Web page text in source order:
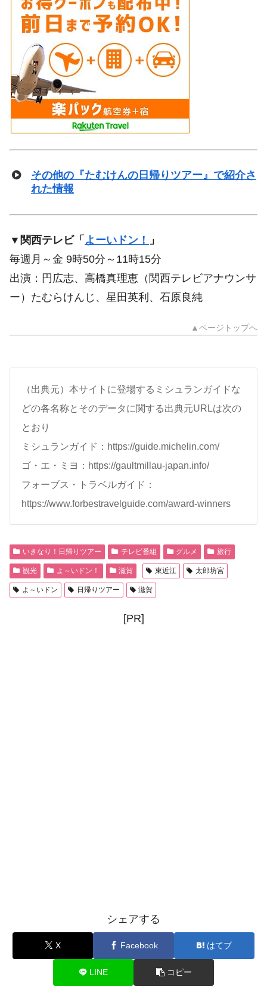
その他の『たむけんの日帰りツアー』で紹介さ
れた情報
▼関西テレビ「 よーいドン！
」
毎週月～金 9時50分～11時15分
出演：円広志、高橋真理恵（関西テレビアナウンサ
ー）たむらけんじ、星田英利、石原良純
▲ページトップへ
（出典元）本サイトに登場するミシュランガイドな
どの各名称とそのデータに関する出典元URLは次の
とおり
ミシュランガイド：https://guide.michelin.com/
ゴ・エ・ミヨ：https://gaultmillau-japan.info/
フォーブス・トラベルガイド：
https://www.forbestravelguide.com/award-winners
いきなり！日帰りツアー テレビ番組 グルメ 旅行
観光 よ～いドン！ 滋賀 東近江 太郎坊宮
よ～いドン 日帰りツアー 滋賀
[PR]
シェアする
X Facebook はてブ
LINE コピー